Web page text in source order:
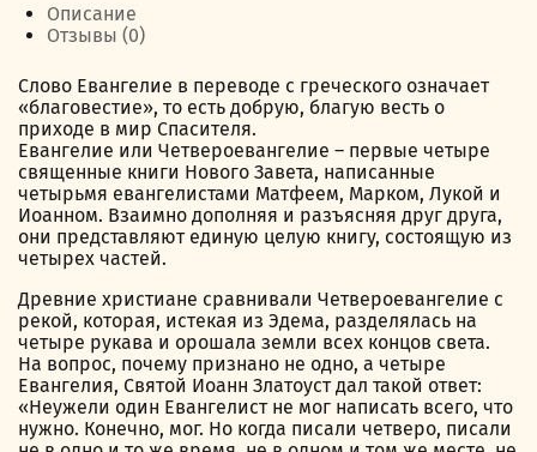
Описание
Отзывы (0)
Слово Евангелие в переводе с греческого означает
«благовестие», то есть добрую, благую весть о
приходе в мир Спасителя.
Евангелие или Четвероевангелие – первые четыре
священные книги Нового Завета, написанные
четырьмя евангелистами Матфеем, Марком, Лукой и
Иоанном. Взаимно дополняя и разъясняя друг друга,
они представляют единую целую книгу, состоящую из
четырех частей.
Древние христиане сравнивали Четвероевангелие с
рекой, которая, истекая из Эдема, разделялась на
четыре рукава и орошала земли всех концов света.
На вопрос, почему признано не одно, а четыре
Евангелия, Святой Иоанн Златоуст дал такой ответ:
«Неужели один Евангелист не мог написать всего, что
нужно. Конечно, мог. Но когда писали четверо, писали